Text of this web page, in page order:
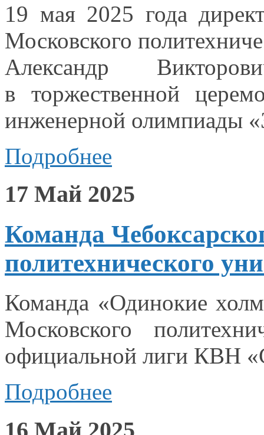
19 мая 2025 года
Московского
Александр
в торжественной
инженерной олимпиады
Подробнее
17 Май 2025
Команда
политехнического
Команда «Одинокие
Московского
официальной лиги КВН
Подробнее